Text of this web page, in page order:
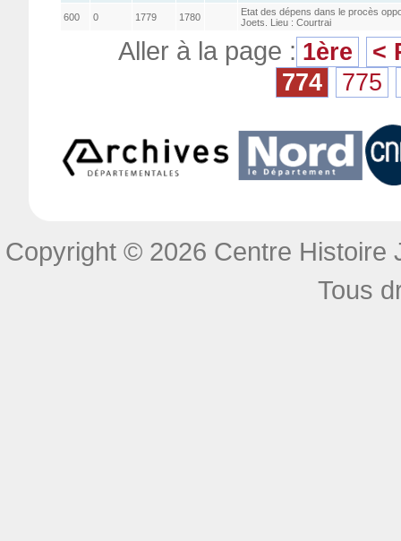
600 0 1779 1780
Etat des dépens dans le procès
Joets. Lieu : Courtrai
Aller à la page : 1ère
<
774
775
Copyright © 2026 Centre Histoire
Tous